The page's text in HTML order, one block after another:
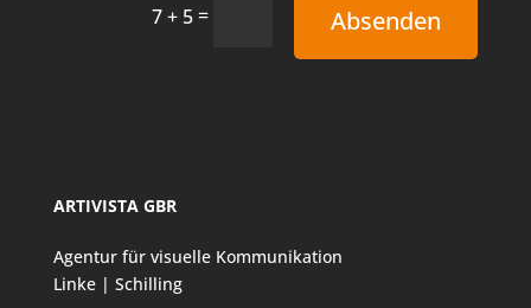
7 + 5= Absenden
ARTIVISTA GBR
Agentur für visuelle Kommunikation
Linke | Schilling